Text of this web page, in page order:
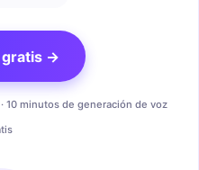
gratis →
10 minutos de generación de voz